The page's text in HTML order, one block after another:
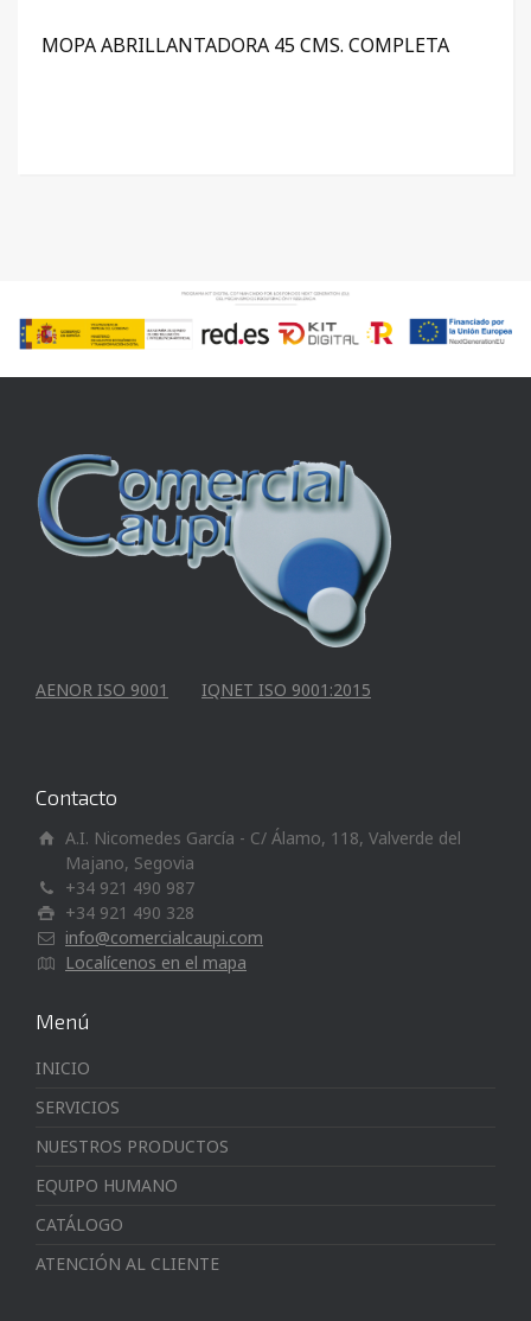
MOPA ABRILLANTADORA 45 CMS. COMPLETA
AENOR ISO 9001 IQNET ISO 9001:2015
Contacto
A.I. Nicomedes García - C/ Álamo, 118, Valverde del
Majano, Segovia
+34 921 490 987
+34 921 490 328
info@comercialcaupi.com
Localícenos en el mapa
Menú
INICIO
SERVICIOS
NUESTROS PRODUCTOS
EQUIPO HUMANO
CATÁLOGO
ATENCIÓN AL CLIENTE